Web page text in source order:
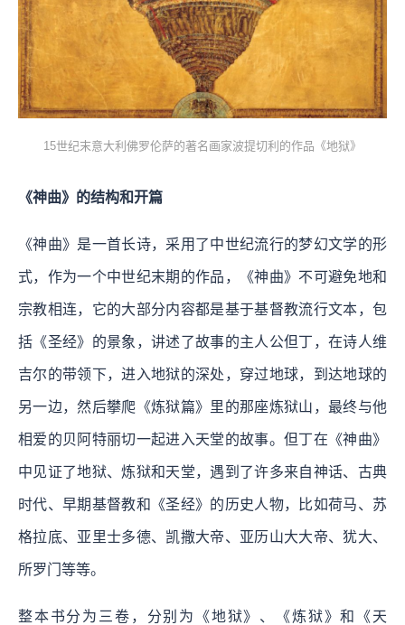
15世纪末意大利佛罗伦萨的著名画家波提切利的作品《地狱》
《神曲》的结构和开篇
《神曲》是一首长诗，采用了中世纪流行的梦幻文学的形
式，作为一个中世纪末期的作品，《神曲》不可避免地和
宗教相连，它的大部分内容都是基于基督教流行文本，包
括《圣经》的景象，讲述了故事的主人公但丁，在诗人维
吉尔的带领下，进入地狱的深处，穿过地球，到达地球的
另一边，然后攀爬《炼狱篇》里的那座炼狱山，最终与他
相爱的贝阿特丽切一起进入天堂的故事。但丁在《神曲》
中见证了地狱、炼狱和天堂，遇到了许多来自神话、古典
时代、早期基督教和《圣经》的历史人物，比如荷马、苏
格拉底、亚里士多德、凯撒大帝、亚历山大大帝、犹大、
所罗门等等。
整本书分为三卷，分别为《地狱》、《炼狱》和《天